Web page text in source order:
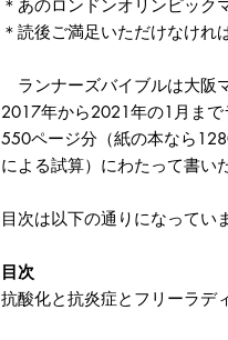
＊あのロンドンオリンピック
＊読後ご満足いただけなけれ
ランナーズバイブルは大阪
2017年から2021年の1月まで
550ページ分（紙の本なら
による試算）にわたって書い
目次は以下の通りになってい
目次
抗酸化と抗炎症とフリーラデ